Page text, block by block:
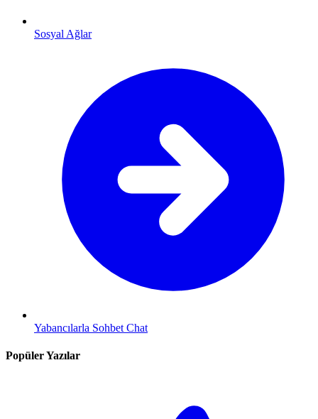
Sosyal Ağlar
Yabancılarla Sohbet Chat
Popüler Yazılar